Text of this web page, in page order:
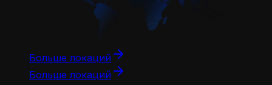
Больше локаций
Больше локаций